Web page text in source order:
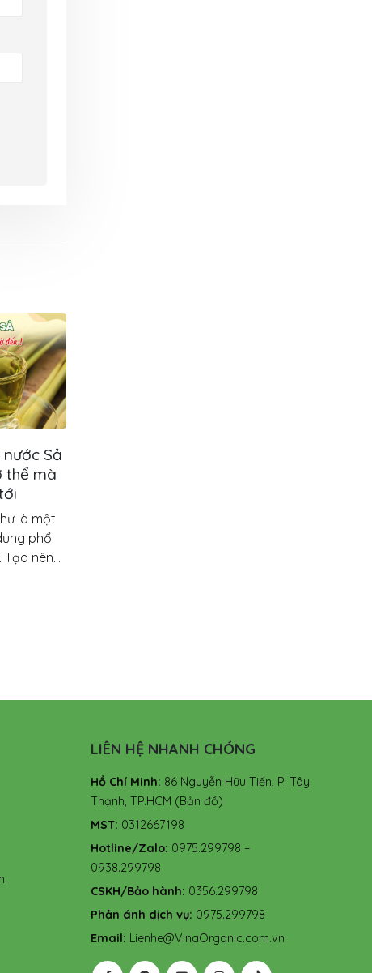
uống bổ
cho sức khỏe
hoà nhiệt độ
Ngoài nước lọc
chúng...
LIÊN HỆ NHANH CHÓNG
Hồ Chí Minh: 86 Nguyễn Hữu Tiến, P. Tây
Thạnh, TP.HCM (Bản đồ)
MST: 0312667198
Hotline/Zalo: 0975.299798 –
0938.299798
CSKH/Bảo hành: 0356.299798
Phản ánh dịch vụ: 0975.299798
Email: Lienhe@VinaOrganic.com.vn